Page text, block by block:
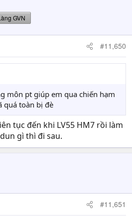
GVN
#11,650
môn pt giúp em qua chiến hạm
quá toàn bị đè
tục đến khi LV55 HM7 rồi làm
gì thì đi sau.
#11,651